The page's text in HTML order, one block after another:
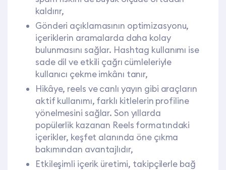
kaldırır,
Gönderi açıklamasının optimizasyonu,
içeriklerin aramalarda daha kolay
bulunmasını sağlar. Hashtag kullanımı ise
sade dil ve etkili çağrı cümleleriyle
kullanıcı çekme imkânı tanır,
Hikâye, reels ve canlı yayın gibi araçların
aktif kullanımı, farklı kitlelerin profiline
yönelmesini sağlar. Son yıllarda
popülerlik kazanan Reels formatındaki
içerikler, keşfet alanında öne çıkma
bakımından avantajlıdır,
Etkileşimli içerik üretimi, takipçilerle bağ